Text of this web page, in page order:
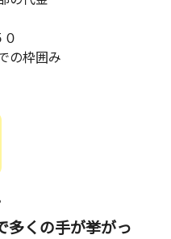
の枠囲み
多くの手が挙がっ